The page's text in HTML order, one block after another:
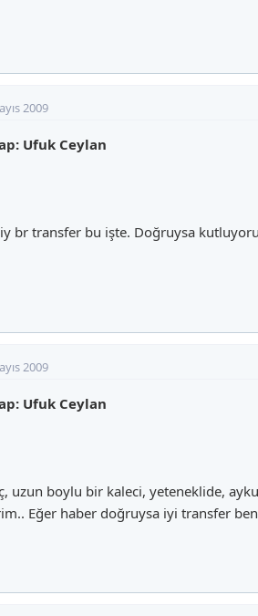
2009
Ufuk Ceylan
br transfer bu işte. Doğruysa
2009
Ufuk Ceylan
uzun boylu bir kaleci, yeteneklide,
Eğer haber doğruysa iyi transfer